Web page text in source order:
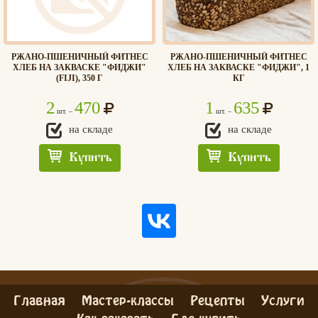
РЖАНО-ПШЕНИЧНЫЙ ФИТНЕС
ХЛЕБ НА ЗАКВАСКЕ "ФИДЖИ"
(FIJI), 350 Г
2 шт. – 470
на складе
Купить
РЖАНО-ПШЕНИЧНЫЙ ФИТНЕС
ХЛЕБ НА ЗАКВАСКЕ "ФИДЖИ", 1
КГ
1 шт. – 635
на складе
Купить
Главная Мастер-классы Рецепты Услуги